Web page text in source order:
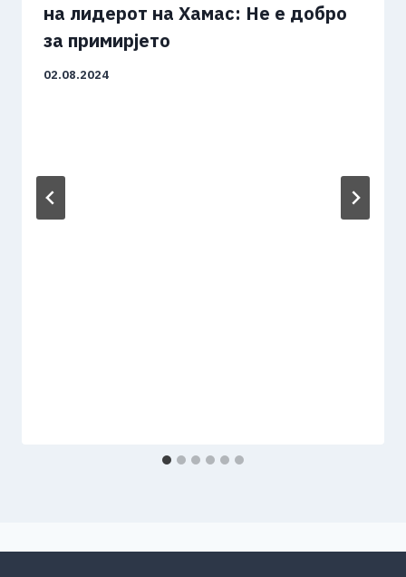
на лидерот на Хамас: Не е добро
за примирјето
02.08.2024